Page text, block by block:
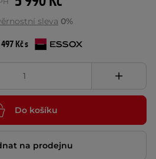
sleva 0%
Kč s
Do košíku
na prodejnu